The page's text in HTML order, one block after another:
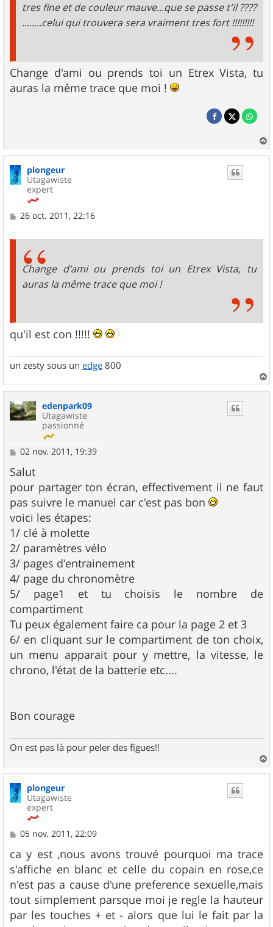
tres fine et de couleur mauve...que se passe t'il ????
........celui qui trouvera sera vraiment tres fort !!!!!!!!!
Change d'ami ou prends toi un Etrex Vista, tu
auras la même trace que moi !
a
plongeur
Utagawiste
expert
M
26 oct. 2011, 22:16
Change d'ami ou prends toi un Etrex Vista, tu
auras la même trace que moi !
qu'il est con !!!!!
un zesty sous un edge 800
a
edenpark09
Utagawiste
passionné
M
s
s
a
g
e
02 nov. 2011, 19:39
Salut
pour partager ton écran, effectivement il ne faut
pas suivre le manuel car c'est pas bon
voici les étapes:
1/ clé à molette
2/ paramètres vélo
3/ pages d'entrainement
4/ page du chronomètre
5/ page1 et tu choisis le nombre de
compartiment
Tu peux également faire ca pour la page 2 et 3
6/ en cliquant sur le compartiment de ton choix,
un menu apparait pour y mettre, la vitesse, le
chrono, l'état de la batterie etc....
Bon courage
On est pas là pour peler des figues!!
a
u
plongeur
Utagawiste
expert
M
s
s
a
g
e
05 nov. 2011, 22:09
ca y est ,nous avons trouvé pourquoi ma trace
s'affiche en blanc et celle du copain en rose,ce
n'est pas a cause d'une preference sexuelle,mais
tout simplement parsque moi je regle la hauteur
par les touches + et - alors que lui le fait par la